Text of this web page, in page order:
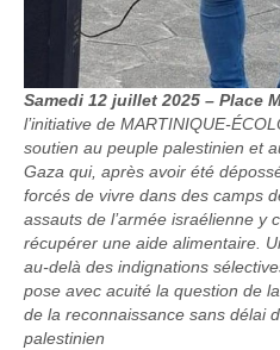
Samedi 12 juillet 2025 – Place
l’initiative de MARTINIQUE-
soutien au peuple palestinien et
Gaza qui, après avoir été
forcés de vivre dans des camps
assauts de l’armée israélienne y
récupérer une aide alimentaire.
au-delà des indignations
pose avec acuité la question de
de la reconnaissance sans délai
palestinien